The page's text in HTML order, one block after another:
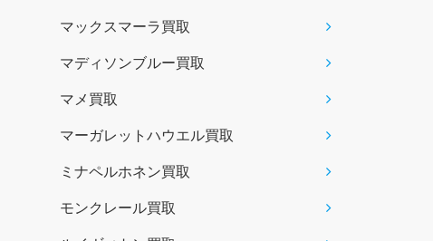
マックスマーラ買取
マディソンブルー買取
マメ買取
マーガレットハウエル買取
ミナペルホネン買取
モンクレール買取